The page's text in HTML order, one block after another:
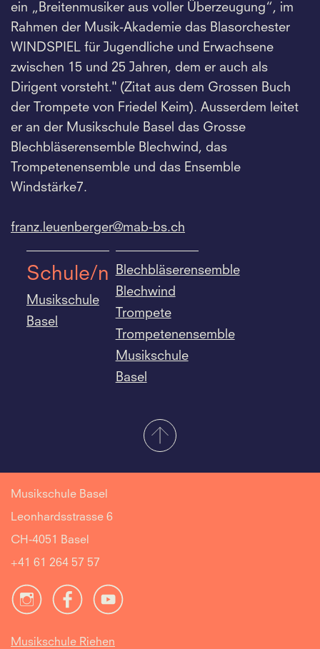
ein „Breitenmusiker aus voller Überzeugung“, im
Rahmen der Musik-Akademie das Blasorchester
WINDSPIEL für Jugendliche und Erwachsene
zwischen 15 und 25 Jahren, dem er auch als
Dirigent vorsteht." (Zitat aus dem Grossen Buch
der Trompete von Friedel Keim). Ausserdem leitet
er an der Musikschule Basel das Grosse
Blechbläserensemble Blechwind, das
Trompetenensemble und das Ensemble
Windstärke7.
franz. leuenberger@mab-bs.ch
Schule/n
Musikschule
Basel
Blechbläserensemble
Blechwind
Trompete
Trompetenensemble
Musikschule
Basel
Musikschule Basel
Leonhardsstrasse 6
CH-4051 Basel
+41 61 264 57 57
Musikschule Riehen